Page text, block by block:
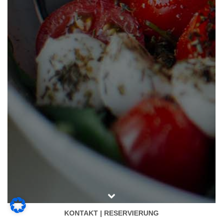
KONTAKT | RESERVIERUNG